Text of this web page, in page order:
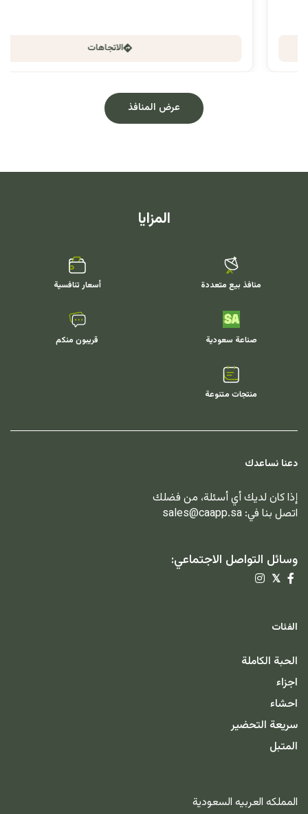
الاتجاهات
عرض المنافذ
المزايا
منافذ بيع متعددة أسعار تنافسية
صناعة سعودية قريبون منكم
منتجات متنوعة
دعنا نساعدك
إذا كان لديك أي أسئلة، من فضلك
اتصل بنا في: sales@caapp.sa
وسائل التواصل الاجتماعي:
𝕏
الفئات
الحبة الكاملة
اجزاء
احشاء
سريعة التحضير
المتبل
المملكه العربيه السعودية